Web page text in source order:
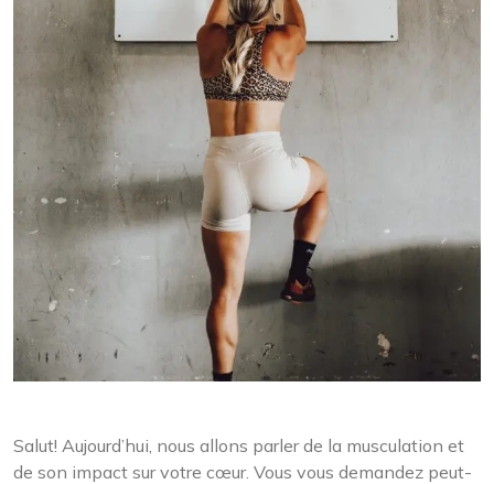
Salut! Aujourd’hui, nous allons parler de la musculation et
de son impact sur votre cœur. Vous vous demandez peut-